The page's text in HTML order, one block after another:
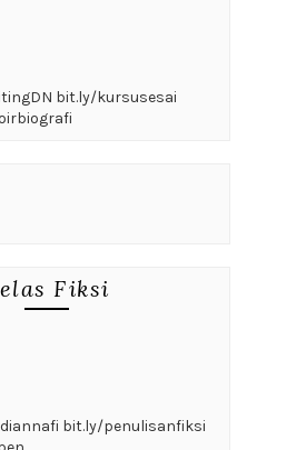
bit.ly/kursusesai
Fiksi
bit.ly/penulisanfiksi